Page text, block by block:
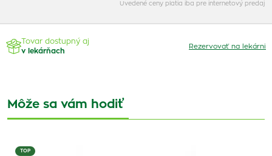
Uvedené ceny platia iba pre internetový predaj
Tovar dostupný aj
v lekárňach
Rezervovať na lekárni
Môže sa vám hodiť
TOP